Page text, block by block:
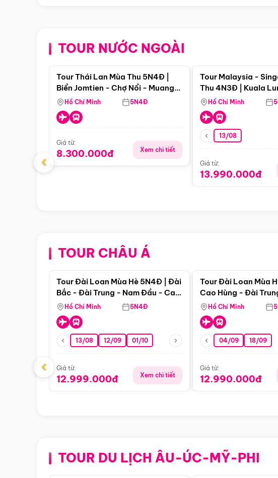
TOUR NƯỚC NGOÀI
Điểm nổi bật
Tour Thái Lan Mùa Thu 5N4Đ |
Biển Jomtien - Chợ Nổi - Muang
Boran - Suanthai (Bay Vietnam
Airlines)
Hồ Chí Minh 5N4Đ
Giá từ:
8.300.000đ Xem chi tiết
Tour Malaysia -
Thu 4N3Đ | Kuala
Malacca - Johor
Singapore
Hồ Chí Minh
13/08
Giá từ:
13.990.000đ
‹
TOUR CHÂU ÁĐiểm nổi bật
Tour Đài Loan Mùa Hè 5N4Đ | Đài
Bắc - Đài Trung - Nam Đầu - Cao
Hùng ( Bay Vn)
Hồ Chí Minh 5N4Đ
13/08 12/09 01/10
Giá từ:
12.999.000đ Xem chi tiết
Tour Đài Loan Mùa
Cao Hùng - Đài
(Bay Vj)
Hồ Chí Minh
04/09 18/09
Giá từ:
12.990.000đ
‹
TOUR DU LỊCH ÂU-ÚC-MỸ-PHI
Điểm nổi bật